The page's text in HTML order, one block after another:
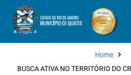
Home
BUSCA ATIVA NO TERRITÓRIO DO